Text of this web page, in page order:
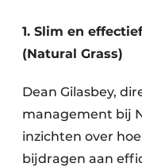
1. Slim en
(Natural Grass)
Dean Gilasbey,
management bij
inzichten over
bijdragen aan